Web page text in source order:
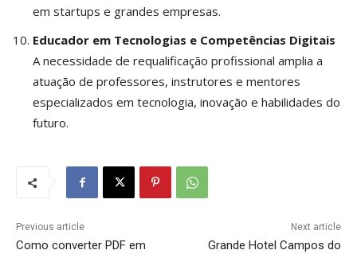
em startups e grandes empresas.
Educador em Tecnologias e Competências Digitais
A necessidade de requalificação profissional amplia a
atuação de professores, instrutores e mentores
especializados em tecnologia, inovação e habilidades do
futuro.
Previous article
Como converter PDF em
Next article
Grande Hotel Campos do